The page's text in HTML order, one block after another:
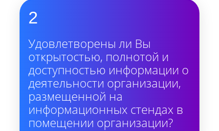
2
Удовлетворены ли Вы
открытостью, полнотой и
доступностью информации о
деятельности организации,
размещенной на
информационных стендах в
помещении организации?